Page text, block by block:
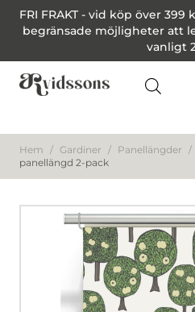
FRI FRAKT - vid köp över 399
begränsade möjligheter att
vanligt
Hem / Gardiner / Panellängder /
panellängd 2-pack